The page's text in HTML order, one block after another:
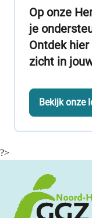
Op onze
je
Ontdek
zicht in
Bekijk onze
?>